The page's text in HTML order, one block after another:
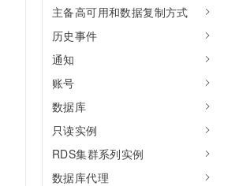
主备高可用和数据复制方式
历史事件
通知
账号
数据库
只读实例
RDS集群系列实例
数据库代理